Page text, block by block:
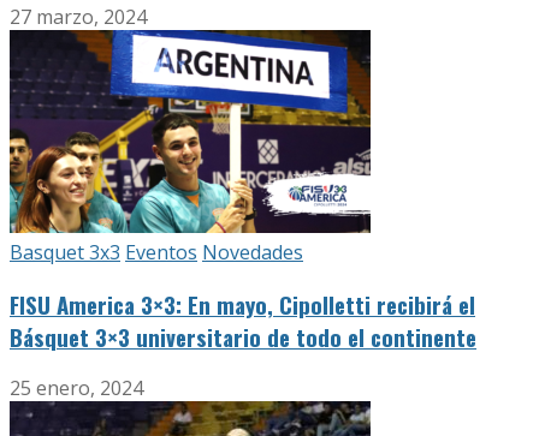
27 marzo, 2024
Basquet 3x3 Eventos Novedades
FISU America 3×3: En mayo, Cipolletti recibirá el
Básquet 3×3 universitario de todo el continente
25 enero, 2024